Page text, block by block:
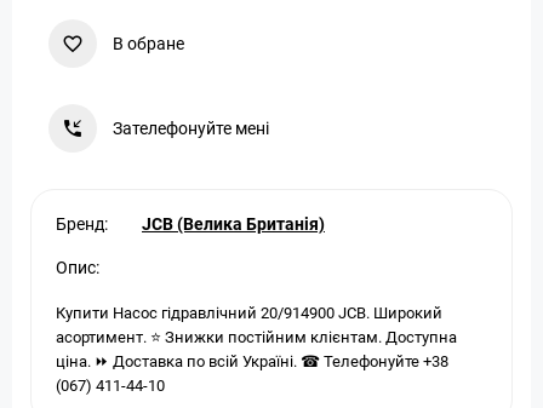
В обране
Зателефонуйте мені
Бренд: JCB (Велика Британія)
Опис:
Купити Насос гідравлічний 20/914900 JCB. Широкий
асортимент. ⭐ Знижки постійним клієнтам. Доступна
ціна. ⏩ Доставка по всій Україні. ☎ Телефонуйте +38
(067) 411-44-10